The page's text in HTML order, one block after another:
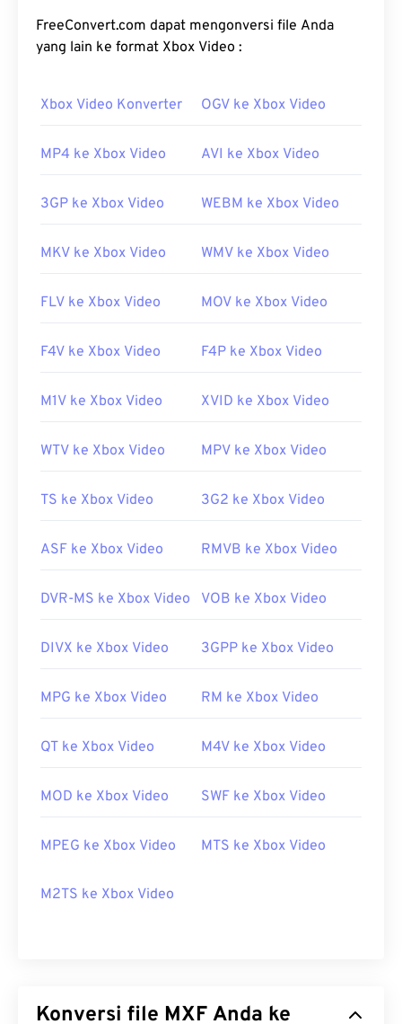
FreeConvert.com dapat mengonversi file Anda
yang lain ke format Xbox Video :
Xbox Video Konverter OGV ke Xbox Video
MP4 ke Xbox Video AVI ke Xbox Video
3GP ke Xbox Video WEBM ke Xbox Video
MKV ke Xbox Video WMV ke Xbox Video
FLV ke Xbox Video MOV ke Xbox Video
F4V ke Xbox Video F4P ke Xbox Video
M1V ke Xbox Video XVID ke Xbox Video
WTV ke Xbox Video MPV ke Xbox Video
TS ke Xbox Video 3G2 ke Xbox Video
ASF ke Xbox Video RMVB ke Xbox Video
DVR-MS ke Xbox Video VOB ke Xbox Video
DIVX ke Xbox Video 3GPP ke Xbox Video
MPG ke Xbox Video RM ke Xbox Video
QT ke Xbox Video M4V ke Xbox Video
MOD ke Xbox Video SWF ke Xbox Video
MPEG ke Xbox Video MTS ke Xbox Video
M2TS ke Xbox Video
Konversi file MXF Anda ke